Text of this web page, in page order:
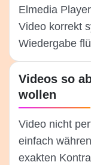
Elmedia
Video korrekt
Wiedergabe
Videos so
wollen
Video nicht
einfach
exakten